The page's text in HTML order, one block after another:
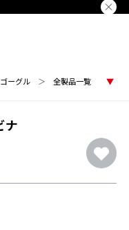
ーグル ＞ 全製品一覧
ナ